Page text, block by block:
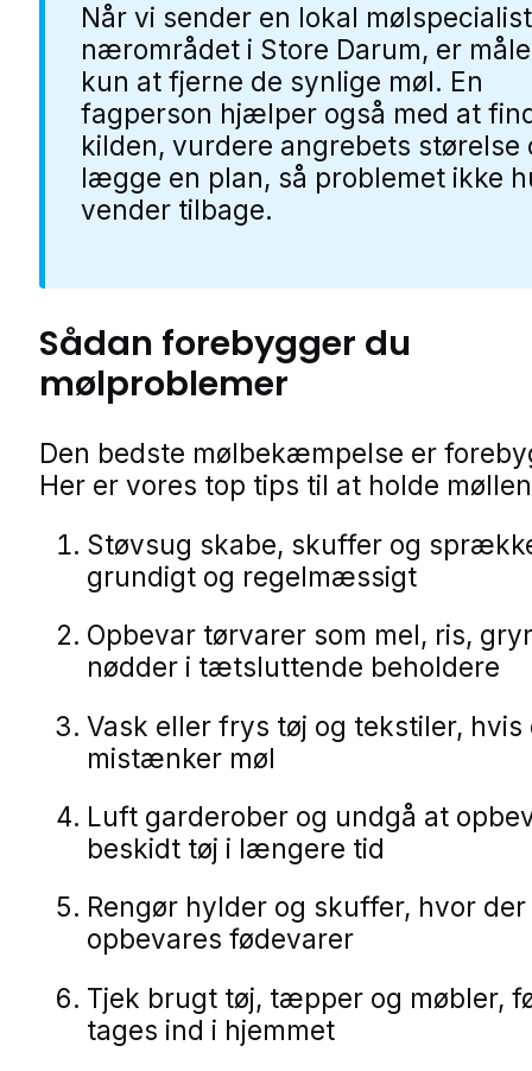
Når vi sender en lokal
nærområdet i Store Darum, er
kun at fjerne de synlige møl. En
fagperson hjælper også med at
kilden, vurdere angrebets størelse
lægge en plan, så problemet ikke
vender tilbage.
Sådan forebygger du
mølproblemer
Den bedste mølbekæmpelse er
Her er vores top tips til at holde
Støvsug skabe, skuffer og
grundigt og regelmæssigt
Opbevar tørvarer som mel, ris,
nødder i tætsluttende beholdere
Vask eller frys tøj og tekstiler, hvis
mistænker møl
Luft garderober og undgå at
beskidt tøj i længere tid
Rengør hylder og skuffer, hvor der
opbevares fødevarer
Tjek brugt tøj, tæpper og møbler,
tages ind i hjemmet